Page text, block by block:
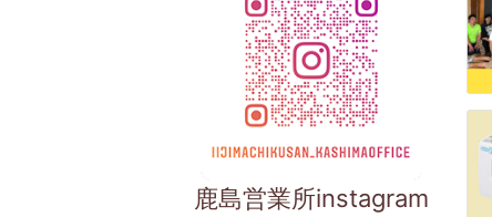
鹿島営業所instagram